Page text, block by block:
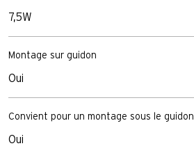
7,5W
Montage sur guidon
Oui
Convient pour un montage sous le guidon
Oui